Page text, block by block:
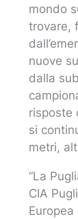
mondo
trovare,
nuove
dalla
risposte
si
metri,
“La
CIA